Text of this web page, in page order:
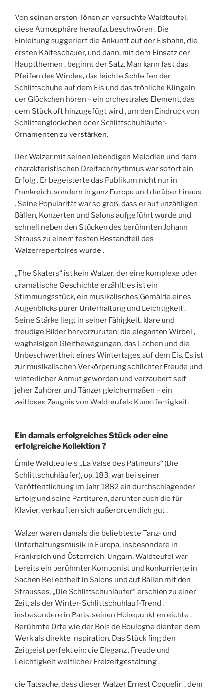
Von seinen ersten Tönen an versuchte Waldteufel,
diese Atmosphäre heraufzubeschwören . Die
Einleitung suggeriert die Ankunft auf der Eisbahn, die
ersten Kälteschauer, und dann, mit dem Einsatz der
Hauptthemen , beginnt der Satz. Man kann fast das
Pfeifen des Windes, das leichte Schleifen der
Schlittschuhe auf dem Eis und das fröhliche Klingeln
der Glöckchen hören – ein orchestrales Element, das
dem Stück oft hinzugefügt wird , um den Eindruck von
Schlittenglöckchen oder Schlittschuhläufer-
Ornamenten zu verstärken.
Der Walzer mit seinen lebendigen Melodien und dem
charakteristischen Dreifachrhythmus war sofort ein
Erfolg . Er begeisterte das Publikum nicht nur in
Frankreich, sondern in ganz Europa und darüber hinaus
. Seine Popularität war so groß, dass er auf unzähligen
Bällen, Konzerten und Salons aufgeführt wurde und
schnell neben den Stücken des berühmten Johann
Strauss zu einem festen Bestandteil des
Walzerrepertoires wurde .
„The Skaters“ ist kein Walzer, der eine komplexe oder
dramatische Geschichte erzählt; es ist ein
Stimmungsstück, ein musikalisches Gemälde eines
Augenblicks purer Unterhaltung und Leichtigkeit .
Seine Stärke liegt in seiner Fähigkeit, klare und
freudige Bilder hervorzurufen: die eleganten Wirbel ,
waghalsigen Gleitbewegungen, das Lachen und die
Unbeschwertheit eines Wintertages auf dem Eis. Es ist
zur musikalischen Verkörperung schlichter Freude und
winterlicher Anmut geworden und verzaubert seit
jeher Zuhörer und Tänzer gleichermaßen – ein
zeitloses Zeugnis von Waldteufels Kunstfertigkeit.
Ein damals erfolgreiches Stück oder eine
erfolgreiche Kollektion ?
Émile Waldteufels „La Valse des Patineurs“ (Die
Schlittschuhläufer), op. 183, war bei seiner
Veröffentlichung im Jahr 1882 ein durchschlagender
Erfolg und seine Partituren, darunter auch die für
Klavier, verkauften sich außerordentlich gut .
Walzer waren damals die beliebteste Tanz- und
Unterhaltungsmusik in Europa, insbesondere in
Frankreich und Österreich-Ungarn. Waldteufel war
bereits ein berühmter Komponist und konkurrierte in
Sachen Beliebtheit in Salons und auf Bällen mit den
Strausses. „Die Schlittschuhläufer“ erschien zu einer
Zeit, als der Winter-Schlittschuhlauf-Trend ,
insbesondere in Paris, seinen Höhepunkt erreichte .
Berühmte Orte wie der Bois de Boulogne dienten dem
Werk als direkte Inspiration. Das Stück fing den
Zeitgeist perfekt ein: die Eleganz , Freude und
Leichtigkeit weltlicher Freizeitgestaltung .
die Tatsache, dass dieser Walzer Ernest Coquelin , dem